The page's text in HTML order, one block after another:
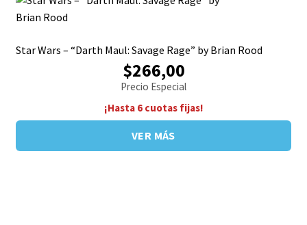
Star Wars – “Darth Maul: Savage Rage” by Brian Rood
$266,00
Precio Especial
¡Hasta 6 cuotas fijas!
VER MÁS